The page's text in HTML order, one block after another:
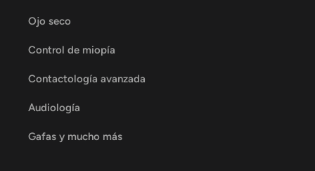
Ojo seco
Control de miopía
Contactología avanzada
Audiología
Gafas y mucho más